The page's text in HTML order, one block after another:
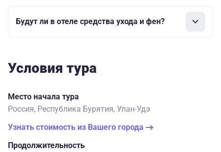
Будут ли в отеле средства ухода и фен?
Условия тура
Место начала тура
Россия, Республика Бурятия, Улан-Удэ
Узнать стоимость из Вашего города
Продолжительность